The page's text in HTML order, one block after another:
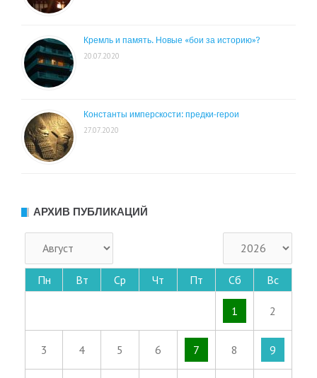
Кремль и память. Новые «бои за историю»?
20.07.2020
Константы имперскости: предки-герои
27.07.2020
АРХИВ ПУБЛИКАЦИЙ
Пн Вт Ср Чт Пт Сб Вс
1 2
3 4 5 6 7 8 9